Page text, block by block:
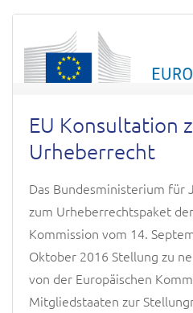
EU Konsultation
Urheberrecht
Das Bundesministerium für
zum Urheberrechtspaket
Kommission vom 14.
Oktober 2016 Stellung zu
von der Europäischen
Mitgliedstaaten zur